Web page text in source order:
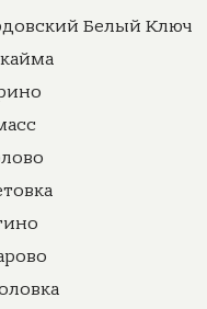
Белый Ключ